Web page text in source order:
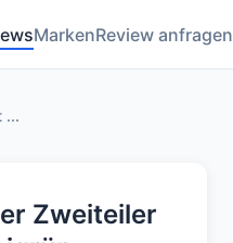
MarkenReview anfragen
...
Zweiteiler